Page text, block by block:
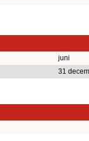
juni
31